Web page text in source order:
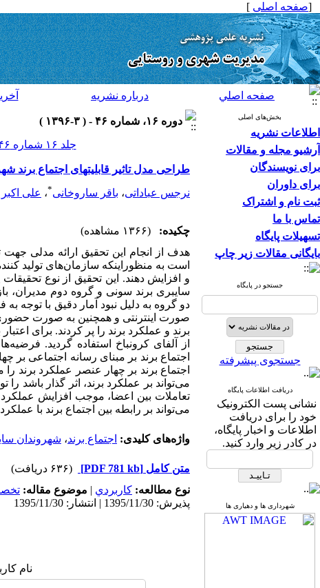
[صفحه اصلی ]
صفحه اصلي درباره نشريه
بخش‌های اصلی
اطلاعات نشریه
آرشیو مجله و مقالات
برای نویسندگان
برای داوران
ثبت نام و اشتراک
تماس با ما
تسهیلات پایگاه
بایگانی مقالات زیر چاپ
جستجو در پایگاه
جستجوی پیشرفته
دریافت اطلاعات پایگاه
نشانی پست الکترونیک
خود را برای دریافت
اطلاعات و اخبار پایگاه،
در کادر زیر وارد کنید.
شهرداری ها و دهیاری ها
دوره ۱۶، شماره ۴۶ - ( ۳-۱۳۹۶ )
جلد ۱۶ شماره ۴۶ صفحات ۱۳۰-۱۱۳
طراحی مدل تاثیر قابلیتهای اجتماع برند
نرجس عباداتی، باقر ساروخانی*، علی
چکیده:
(۱۳۶۶ مشاهده)
هدف از انجام این تحقیق ارائه مدلی جهت
است به منظوراینکه سازمان‌های تولید
و افزایش دهند. این تحقیق از نوع
سایبری برند سونی و گروه دوم مدیران،
صورت اینترنتی و همچنین به صورت
برند و عملکرد برند را پر کردند. برای
از آلفای کرونباخ استفاده گردید.
اجتماع برند بر مبنای رسانه اجتماعی بر
اجتماع برند بر چهار عنصر عملکرد برند
می‌تواند بر عملکرد برند، اثر گذار باشد
تعاملات بین اعضا، موجب افزایش عملکرد
می‌تواند بر رابطه بین اجتماع برند با عملکرد
واژه‌های کلیدی: اجتماع برند، شهروندان
متن کامل [PDF 781 kb]
(۶۳۶ دریافت)
نوع مطالعه: كاربردي | موضوع مقاله:
پذیرش: 1395/11/30 | انتشار: 1395/11/30
نام